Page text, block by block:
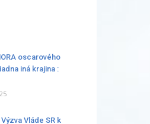
oscarového
iná krajina :
Vláde SR k